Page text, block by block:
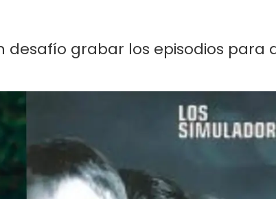
grabar los episodios para